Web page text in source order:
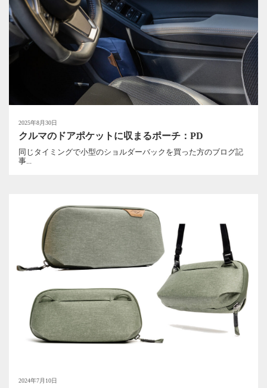
2025年8月30日
クルマのドアポケットに収まるポーチ：PD
同じタイミングで小型のショルダーバックを買った方のブログ記
事...
2024年7月10日